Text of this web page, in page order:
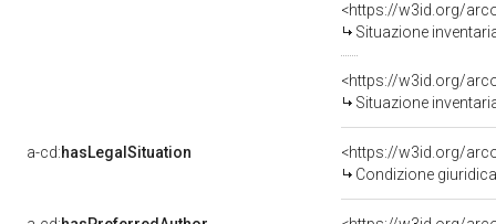
<https://w3id.org/
Situazione
<https://w3id.org/
Situazione
a-cd:hasLegalSituation
<https://w3id.org/
Condizione